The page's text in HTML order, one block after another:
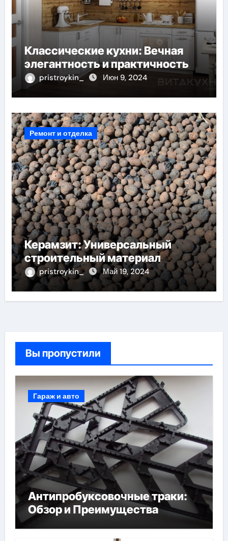
Классические кухни: Вечная
элегантность и практичность
pristroykin_ Июн 9, 2024
Ремонт и отделка
Керамзит: Универсальный
строительный материал
pristroykin_ Май 19, 2024
Вы пропустили
Гараж и авто
Антипробуксовочные траки:
Обзор и Преимущества